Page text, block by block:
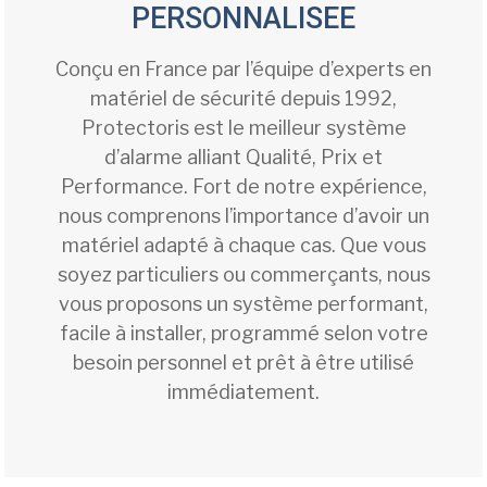
PERSONNALISEE
Conçu en France par l’équipe d’experts en
matériel de sécurité depuis 1992,
Protectoris est le meilleur système
d’alarme alliant Qualité, Prix et
Performance. Fort de notre expérience,
nous comprenons l’importance d’avoir un
matériel adapté à chaque cas. Que vous
soyez particuliers ou commerçants, nous
vous proposons un système performant,
facile à installer, programmé selon votre
besoin personnel et prêt à être utilisé
immédiatement.